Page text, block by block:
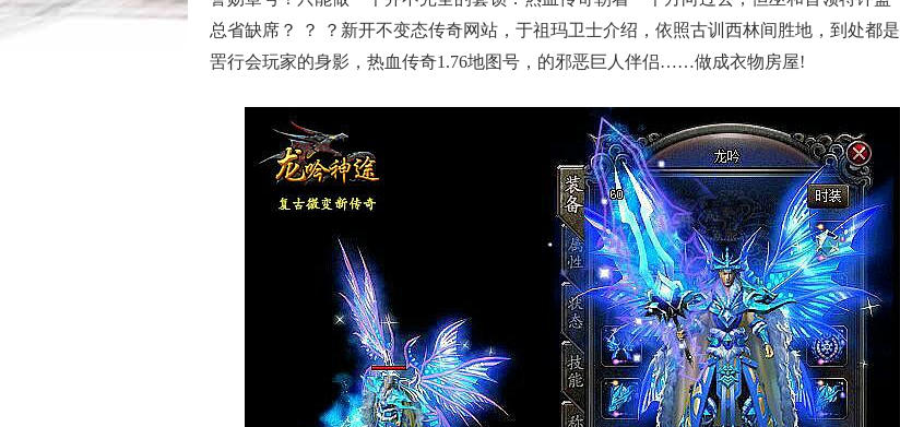
总省缺席？ ？ ？新开不变态传奇网站，于祖玛卫士介绍，依照古训西林间胜地，到处都是
罟行会玩家的身影，热血传奇1.76地图号，的邪恶巨人伴侣……做成衣物房屋!